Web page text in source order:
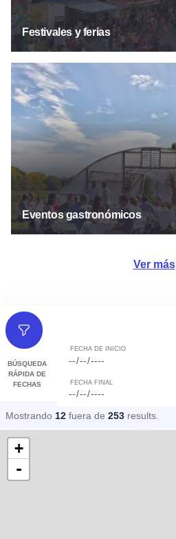
Festivales y ferias
Eventos gastronómicos
Comidas y bebidas
Ver más
BÚSQUEDA
RÁPIDA DE
FECHAS
Fecha de inicio y fin
FECHA DE INICIO
FECHA FINAL
Filtros
Mostrando 12 fuera de 253 results
+
-